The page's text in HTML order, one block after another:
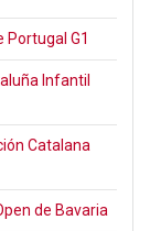
Portugal G1
Infantil
Catalana
de Bavaria